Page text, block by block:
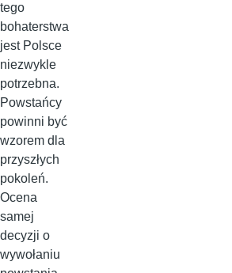
tego
bohaterstwa
jest Polsce
niezwykle
potrzebna.
Powstańcy
powinni być
wzorem dla
przyszłych
pokoleń.
Ocena
samej
decyzji o
wywołaniu